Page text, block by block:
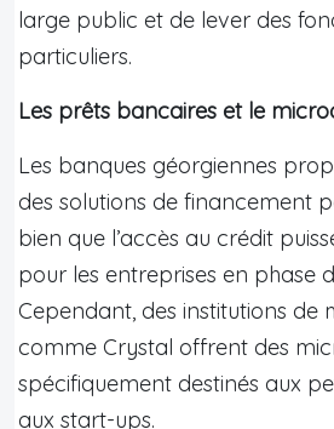
large public et de lever des
particuliers.
Les prêts bancaires et le
Les banques géorgiennes
des solutions de financement
bien que l’accès au crédit
pour les entreprises en phase
Cependant, des institutions de
comme Crystal offrent des
spécifiquement destinés aux
aux start-ups.